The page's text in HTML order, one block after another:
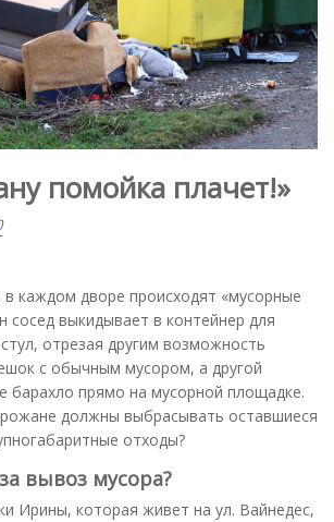
помойка плачет!»
каждом дворе происходят «мусорные
сосед выкидывает в контейнер для
отрезая другим возможность
с обычным мусором, а другой
барахло прямо на мусорной площадке.
должны выбрасывать оставшиеся
отходы?
вывоз мусора?
Ирины, которая живет на ул. Вайнедес,